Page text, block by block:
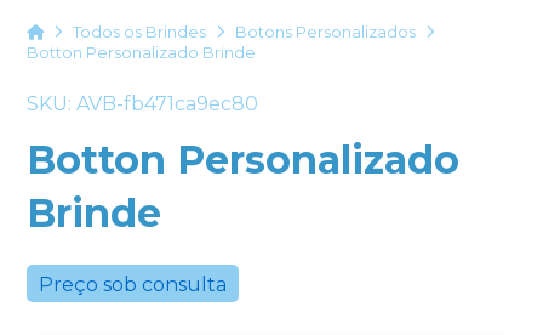
HomeTodos os Brindes
Botons Personalizados
Botton Personalizado Brinde
SKU: AVB-fb471ca9ec80
Botton Personalizado
Brinde
Preço sob consulta
+55